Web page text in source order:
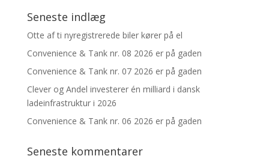
Seneste indlæg
Otte af ti nyregistrerede biler kører på el
Convenience & Tank nr. 08 2026 er på gaden
Convenience & Tank nr. 07 2026 er på gaden
Clever og Andel investerer én milliard i dansk
ladeinfrastruktur i 2026
Convenience & Tank nr. 06 2026 er på gaden
Seneste kommentarer